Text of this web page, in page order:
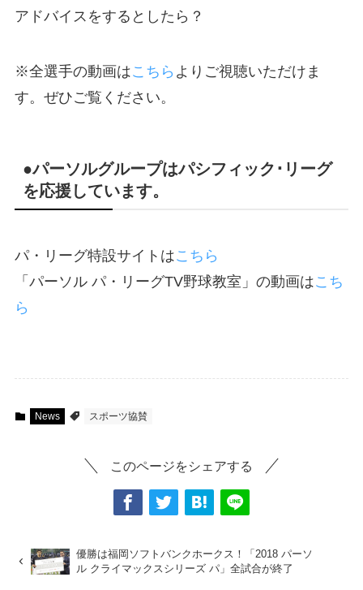
アドバイスをするとしたら？
※全選手の動画はこちら よりご視聴いただけま
す。ぜひご覧ください。
●パーソルグループはパシフィック･リーグ
を応援しています。
パ・リーグ特設サイトはこちら
「パーソル パ・リーグTV野球教室」の動画はこち
ら
News スポーツ協賛
このページをシェアする
優勝は福岡ソフトバンクホークス！「2018 パーソ
ル クライマックスシリーズ パ」全試合が終了